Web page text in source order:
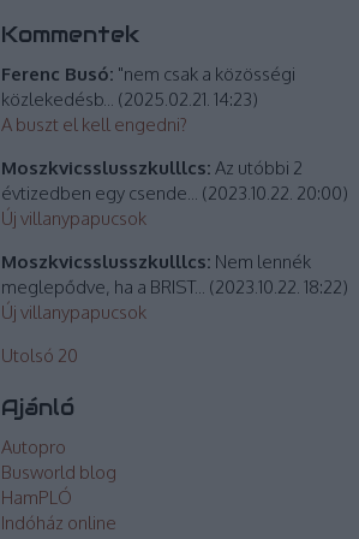
Kommentek
Ferenc Busó: "nem csak a közösségi
közlekedésb... (2025.02.21. 14:23)
A buszt el kell engedni?
Moszkvicsslusszkulllcs: Az utóbbi 2
évtizedben egy csende... (2023.10.22. 20:00)
Új villanypapucsok
Moszkvicsslusszkulllcs: Nem lennék
meglepődve, ha a BRIST... (2023.10.22. 18:22)
Új villanypapucsok
Utolsó 20
Ajánló
Autopro
Busworld blog
HamPLÓ
Indóház online